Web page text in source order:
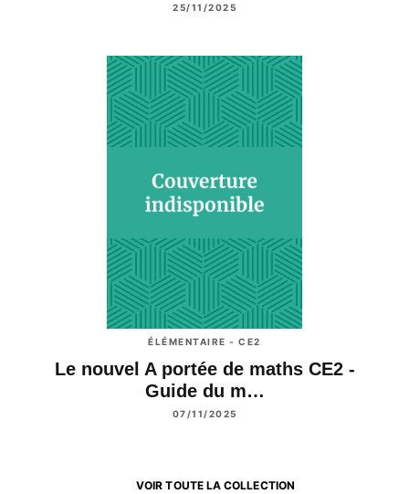
25/11/2025
ÉLÉMENTAIRE - CE2
Le nouvel A portée de maths CE2 -
Guide du m…
07/11/2025
VOIR TOUTE LA COLLECTION